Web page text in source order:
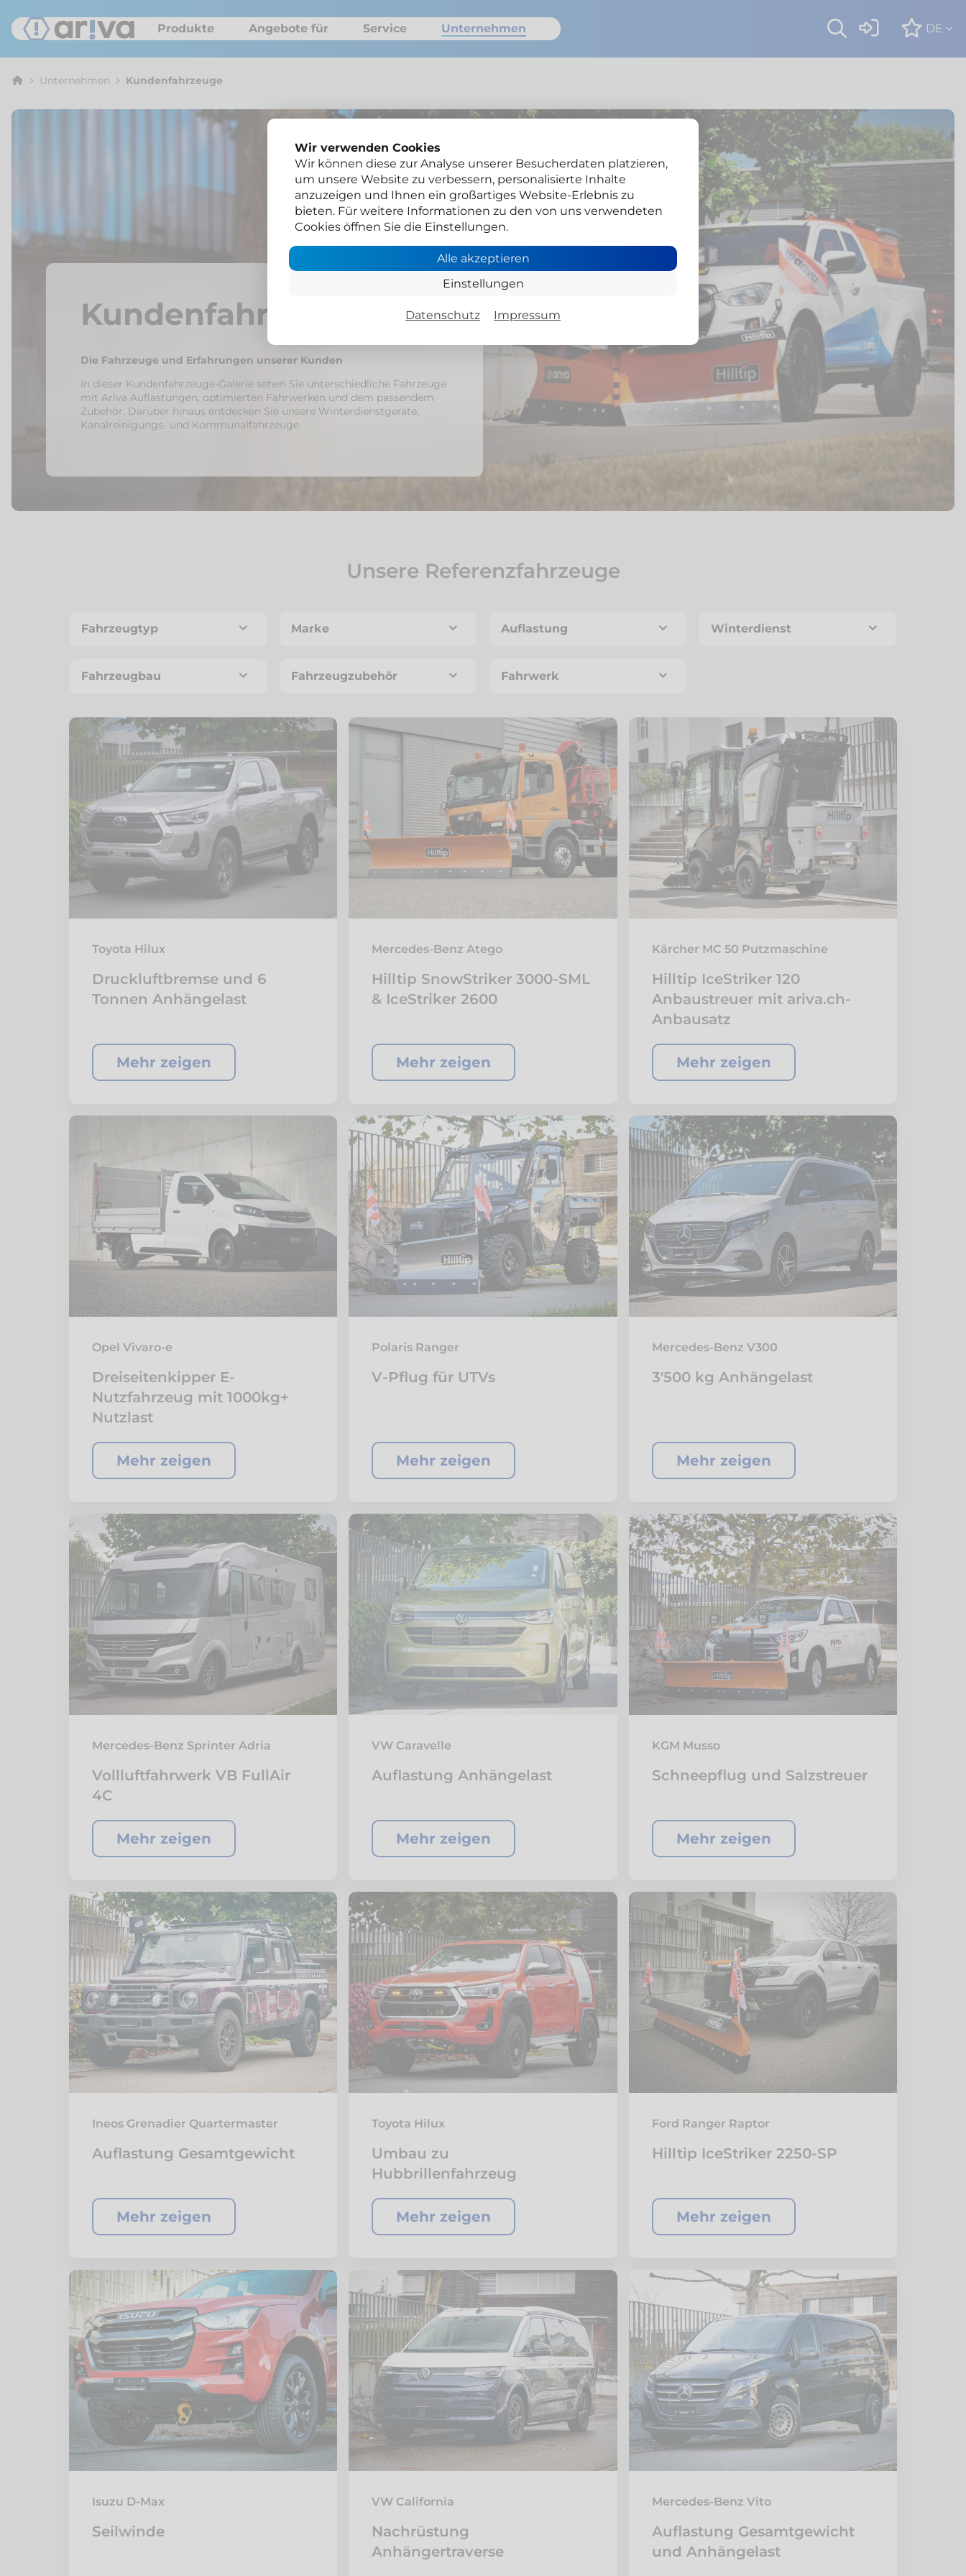
Produkte Angebote für Service Unternehmen DE
Unternehmen Kunden­fahrzeuge
Kunden­fahrzeuge
Die Fahrzeuge und Erfahrungen unserer Kunden
In dieser Kundenfahrzeuge-Galerie sehen Sie unterschiedliche Fahrzeuge
mit Ariva Auflastungen, optimierten Fahrwerken und dem passendem
Zubehör. Darüber hinaus entdecken Sie unsere Winterdienstgeräte,
Kanalreinigungs- und Kommunalfahrzeuge.
Unsere Referenzfahrzeuge
Fahrzeugtyp Marke Auflastung Winterdienst
Fahrzeugbau Fahrzeugzubehör Fahrwerk
Toyota Hilux
Druckluftbremse und 6
Tonnen Anhängelast
Mehr zeigen
Mercedes-Benz Atego
Hilltip SnowStriker 3000-SML
& IceStriker 2600
Mehr zeigen
Kärcher MC 50 Putzmaschine
Hilltip IceStriker 120
Anbaustreuer mit ariva.ch-
Anbausatz
Mehr zeigen
Opel Vivaro-e
Dreiseitenkipper E-
Nutzfahrzeug mit 1000kg+
Nutzlast
Mehr zeigen
Polaris Ranger
V-Pflug für UTVs
Mehr zeigen
Mercedes-Benz V300
3'500 kg Anhängelast
Mehr zeigen
Mercedes-Benz Sprinter Adria
Vollluftfahrwerk VB FullAir
4C
Mehr zeigen
VW Caravelle
Auflastung Anhängelast
Mehr zeigen
KGM Musso
Schneepflug und Salzstreuer
Mehr zeigen
Ineos Grenadier Quartermaster
Auflastung Gesamtgewicht
Mehr zeigen
Toyota Hilux
Umbau zu
Hubbrillenfahrzeug
Mehr zeigen
Ford Ranger Raptor
Hilltip IceStriker 2250-SP
Mehr zeigen
Isuzu D-Max
Seilwinde
VW California
Nachrüstung
Anhängertraverse
Mercedes-Benz Vito
Auflastung Gesamtgewicht
und Anhängelast
Kundenprojekt
Wir verwenden Cookies
Wir können diese zur Analyse unserer Besucherdaten platzieren,
um unsere Website zu verbessern, personalisierte Inhalte
anzuzeigen und Ihnen ein großartiges Website-Erlebnis zu
bieten. Für weitere Informationen zu den von uns verwendeten
Cookies öffnen Sie die Einstellungen.
Alle akzeptieren
Einstellungen
Datenschutz Impressum